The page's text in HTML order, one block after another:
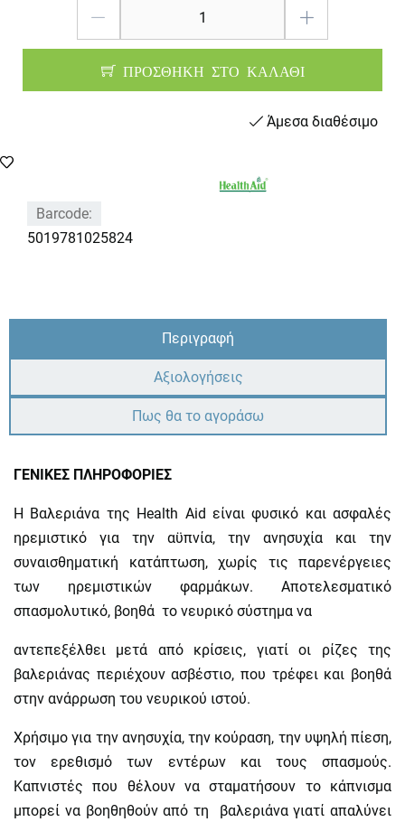
ΠΡΟΣΘΗΚΗ ΣΤΟ ΚΑΛΑΘΙ
Άμεσα διαθέσιμο
Barcode:
5019781025824
Περιγραφή
Αξιολογήσεις
Πως θα το αγοράσω
ΓΕΝΙΚΕΣ ΠΛΗΡΟΦΟΡΙΕΣ
Η Bαλεριάνα της Ηealth Aid είναι φυσικό και ασφαλές
ηρεμιστικό για την αϋπνία, την ανησυχία και την
συναισθηματική κατάπτωση, χωρίς τις παρενέργειες
των ηρεμιστικών φαρμάκων. Αποτελεσματικό
σπασμολυτικό, βοηθά το νευρικό σύστημα να
αντεπεξέλθει μετά από κρίσεις, γιατί οι ρίζες της
βαλεριάνας περιέχουν ασβέστιο, που τρέφει και βοηθά
στην ανάρρωση του νευρικού ιστού.
Χρήσιμο για την ανησυχία, την κούραση, την υψηλή πίεση,
τον ερεθισμό των εντέρων και τους σπασμούς.
Καπνιστές που θέλουν να σταματήσουν το κάπνισμα
μπορεί να βοηθηθούν από τη βαλεριάνα γιατί απαλύνει